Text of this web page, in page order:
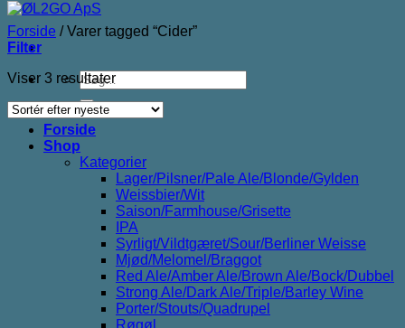
Søg
efter:
Forside
Shop
Kategorier
Lager/Pilsner/Pale Ale/Blonde/Gylden
Weissbier/Wit
Saison/Farmhouse/Grisette
IPA
Syrligt/Vildtgæret/Sour/Berliner Weisse
Mjød/Melomel/Braggot
Red Ale/Amber Ale/Brown Ale/Bock/Dubbel
Strong Ale/Dark Ale/Triple/Barley Wine
Porter/Stouts/Quadrupel
Røgøl
Forside /Varer tagged “Cider”
Filter
Viser 3 resultaterSorteret
efter
seneste